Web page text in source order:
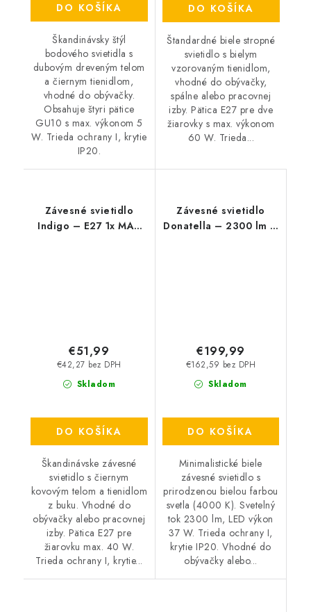
DO KOŠÍKA
Škandinávsky štýl
bodového svietidla s
dubovým dreveným telom
a čiernym tienidlom,
vhodné do obývačky.
Obsahuje štyri pätice
GU10 s max. výkonom 5
W. Trieda ochrany I, krytie
IP20.
DO KOŠÍKA
Štandardné biele stropné
svietidlo s bielym
vzorovaným tienidlom,
vhodné do obývačky,
spálne alebo pracovnej
izby. Pätica E27 pre dve
žiarovky s max. výkonom
60 W. Trieda...
Závesné svietidlo
Indigo – E27 1x MAX
Skladom
€42,27 bez DPH
€51,99
DO KOŠÍKA
Škandinávske závesné
svietidlo s čiernym
kovovým telom a tienidlom
z buku. Vhodné do
obývačky alebo pracovnej
izby. Pätica E27 pre
žiarovku max. 40 W.
Trieda ochrany I, krytie...
Závesné svietidlo
Donatella – 2300 lm –
Skladom
€162,59 bez DPH
€199,99
DO KOŠÍKA
Minimalistické biele
závesné svietidlo s
prirodzenou bielou farbou
svetla (4000 K). Svetelný
tok 2300 lm, LED výkon
37 W. Trieda ochrany I,
krytie IP20. Vhodné do
obývačky alebo...